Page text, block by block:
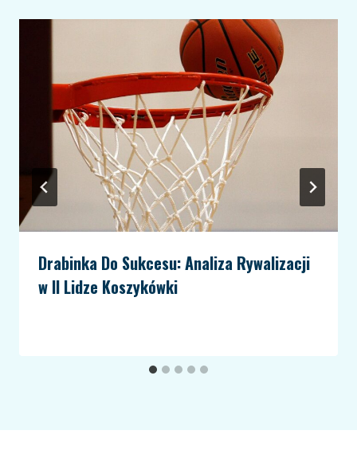
Drabinka Do Sukcesu: Analiza Rywalizacji
w II Lidze Koszykówki